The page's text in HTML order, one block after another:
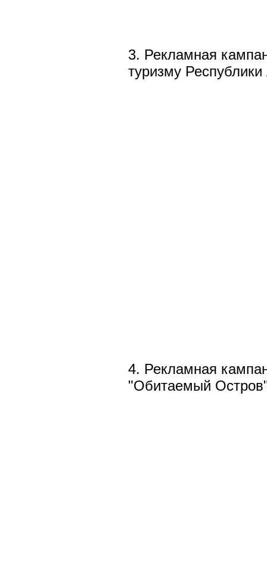
3. Рекламная
туризму
4. Рекламная
"Обитаемый